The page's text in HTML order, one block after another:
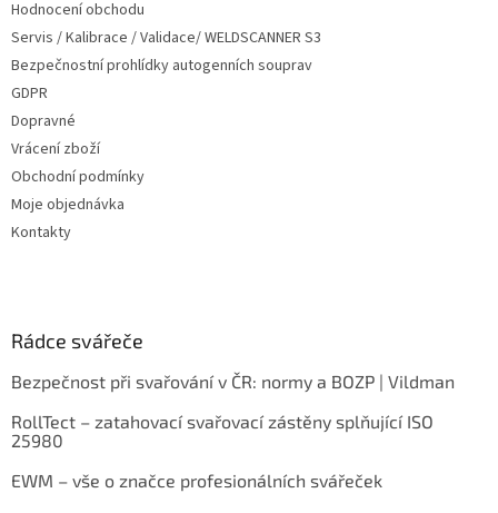
i
s
Hodnocení obchodu
Servis / Kalibrace / Validace/ WELDSCANNER S3
Bezpečnostní prohlídky autogenních souprav
GDPR
Dopravné
Vrácení zboží
Obchodní podmínky
Moje objednávka
Kontakty
Rádce svářeče
Bezpečnost při svařování v ČR: normy a BOZP | Vildman
RollTect – zatahovací svařovací zástěny splňující ISO
25980
EWM – vše o značce profesionálních svářeček